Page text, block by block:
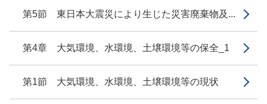
第5節 東日本大震災により生じた災害廃棄物及...
第4章 大気環境、水環境、土壌環境等の保全_1
第1節 大気環境、水環境、土壌環境等の現状